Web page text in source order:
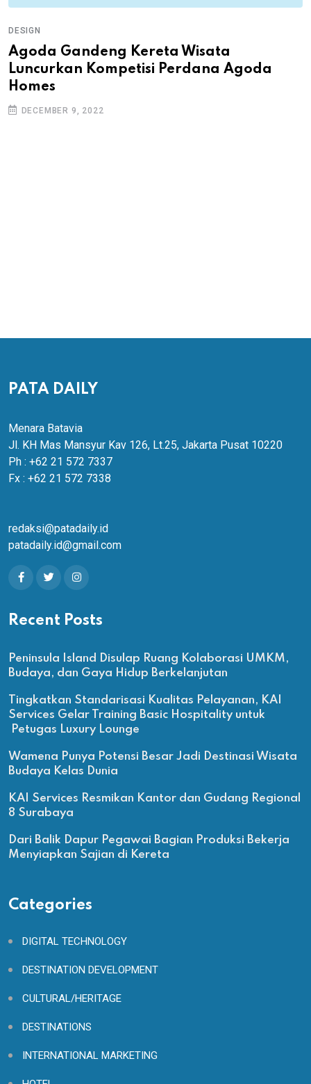
DESIGN
Agoda Gandeng Kereta Wisata
Luncurkan Kompetisi Perdana Agoda
Homes
DECEMBER 9, 2022
PATA DAILY
Menara Batavia
Jl. KH Mas Mansyur Kav 126, Lt.25, Jakarta Pusat 10220
Ph : +62 21 572 7337
Fx : +62 21 572 7338
redaksi@patadaily.id
patadaily.id@gmail.com
Recent Posts
Peninsula Island Disulap Ruang Kolaborasi UMKM,
Budaya, dan Gaya Hidup Berkelanjutan
Tingkatkan Standarisasi Kualitas Pelayanan, KAI
Services Gelar Training Basic Hospitality untuk
Petugas Luxury Lounge
Wamena Punya Potensi Besar Jadi Destinasi Wisata
Budaya Kelas Dunia
KAI Services Resmikan Kantor dan Gudang Regional
8 Surabaya
Dari Balik Dapur Pegawai Bagian Produksi Bekerja
Menyiapkan Sajian di Kereta
Categories
DIGITAL TECHNOLOGY
DESTINATION DEVELOPMENT
CULTURAL/HERITAGE
DESTINATIONS
INTERNATIONAL MARKETING